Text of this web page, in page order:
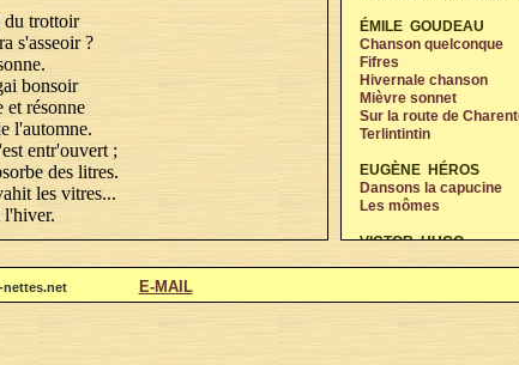
ÉMILE GOUDEAU
Chanson quelconque
Fifres
Hivernale chanson
Mièvre sonnet
Sur la route de
Terlintintin
EUGÈNE HÉROS
Dansons la capucine
Les mômes
VICTOR HUGO
trottoir
s'asseoir ?
bonsoir
et résonne
l'automne.
entr'ouvert ;
des litres.
les vitres...
GOUDEAU
AGNERAY
nettes.net E-MAIL